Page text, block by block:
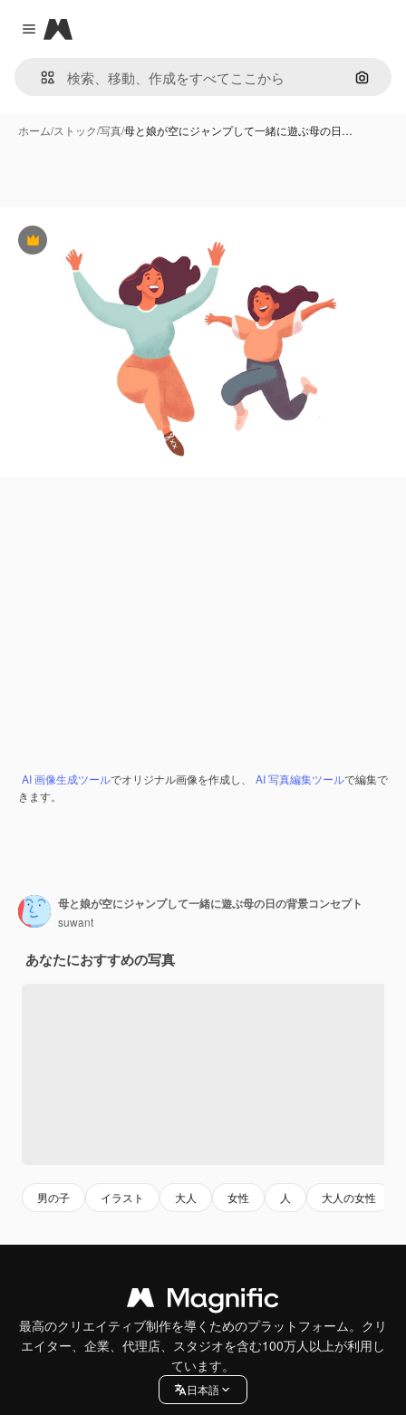
Close menu
Magnific
画像で
ホーム/ストック/写真/母と娘が空にジャンプして一緒に遊ぶ母の日…
Premium
AI 画像生成ツールでオリジナル画像を作成し、 AI 写真編集ツールで編集で
きます。
母と娘が空にジャンプして一緒に遊ぶ母の日の背景コンセプト
suwant
あなたにおすすめの写真
男の子 イラスト 大人 女性 人 大人の女性
最高のクリエイティブ制作を導くためのプラットフォーム。クリ
エイター、企業、代理店、スタジオを含む100万人以上が利用し
ています。
日本語